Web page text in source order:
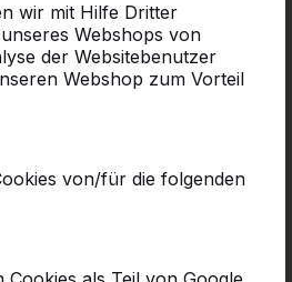
wir mit Hilfe Dritter
Webshops von
der Websitebenutzer
Webshop zum Vorteil
von/für die folgenden